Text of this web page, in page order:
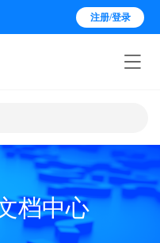
注册/登录

档中心